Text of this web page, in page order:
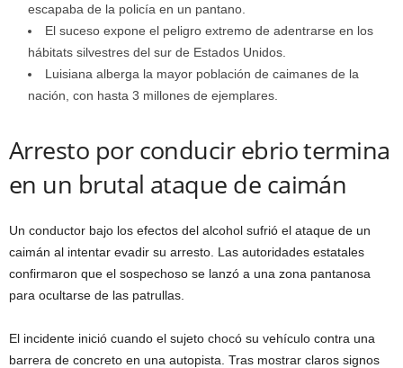
escapaba de la policía en un pantano.
El suceso expone el peligro extremo de adentrarse en los
hábitats silvestres del sur de Estados Unidos.
Luisiana alberga la mayor población de caimanes de la
nación, con hasta 3 millones de ejemplares.
Arresto por conducir ebrio termina
en un brutal ataque de caimán
Un conductor bajo los efectos del alcohol sufrió el ataque de un
caimán al intentar evadir su arresto. Las autoridades estatales
confirmaron que el sospechoso se lanzó a una zona pantanosa
para ocultarse de las patrullas.
El incidente inició cuando el sujeto chocó su vehículo contra una
barrera de concreto en una autopista. Tras mostrar claros signos